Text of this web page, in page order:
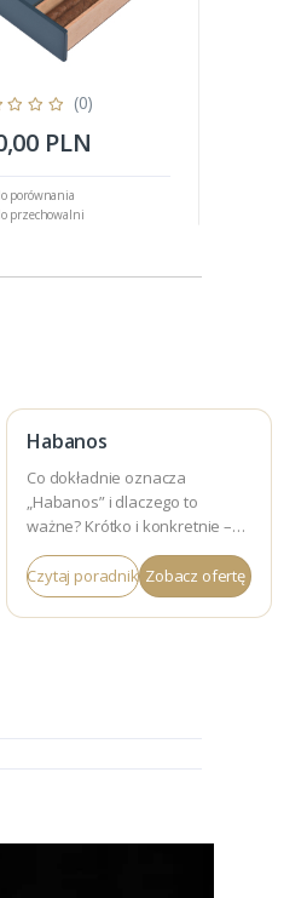
(0)
PLN
porównania
przechowalni
Habanos
Co dokładnie oznacza
„Habanos” i dlaczego to
ważne? Krótko i konkretnie –
zanim wybierzesz cygara.
Czytaj poradnik Zobacz ofertę